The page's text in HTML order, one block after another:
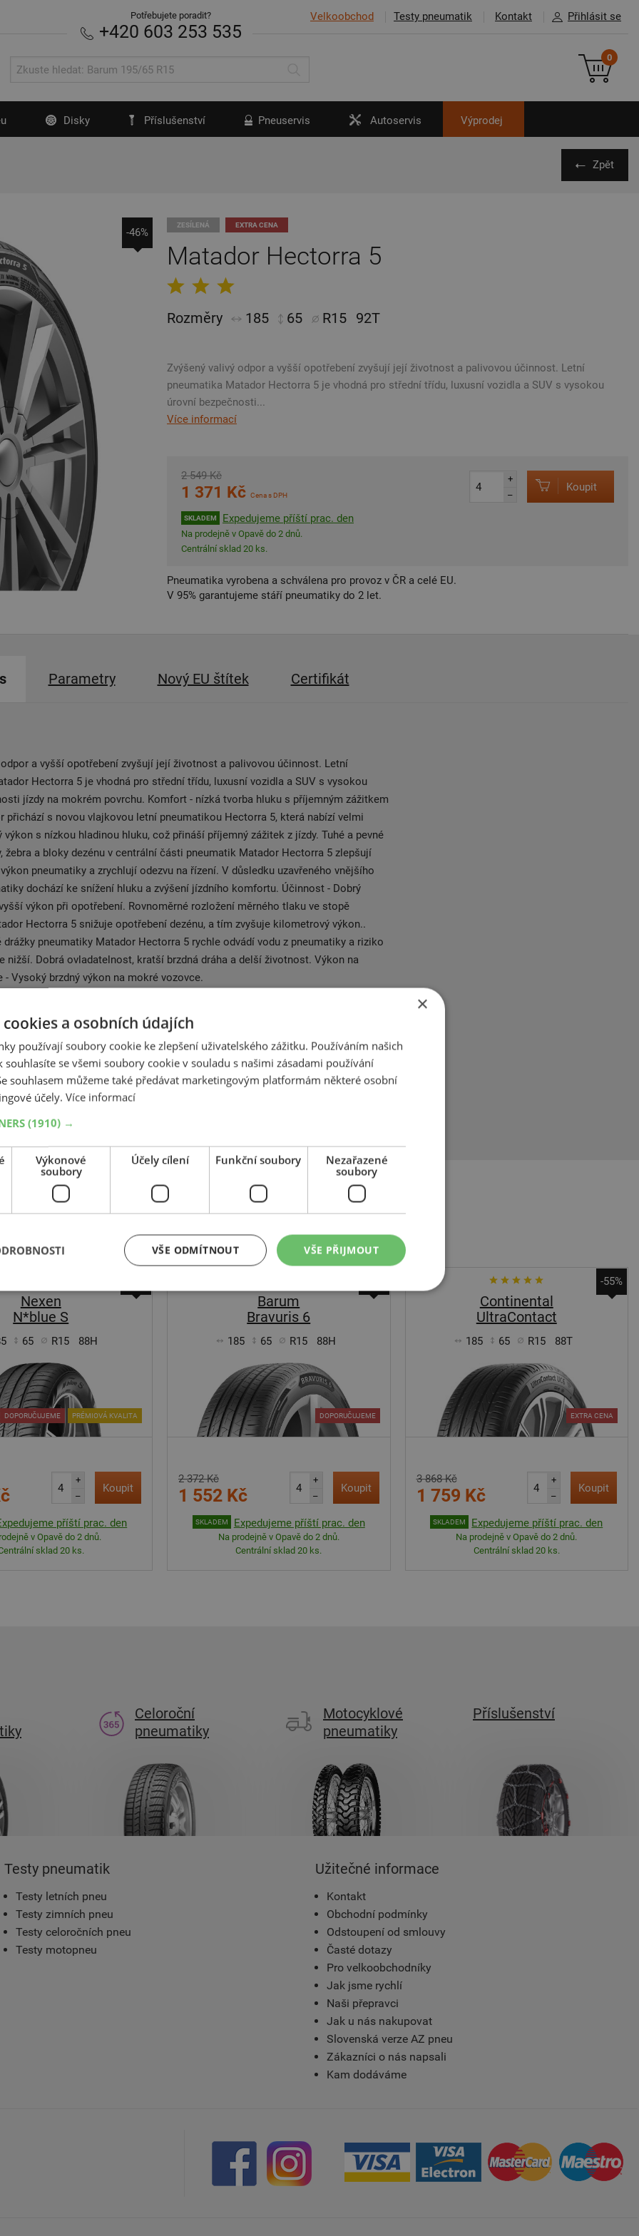
Velkoobchod Testy pneumatik Kontakt Přihlásit se
Potřebujete poradit?
+420 603 253 535
0
Disky Příslušenství Pneuservis Autoservis Výprodej
Zpět
ZESÍLENÁ EXTRA CENA
Matador Hectorra 5
Rozměry 185 65 R15 92T
Zvýšený valivý odpor a vyšší opotřebení zvyšují její životnost a palivovou účinnost. Letní
pneumatika Matador Hectorra 5 je vhodná pro střední třídu, luxusní vozidla a SUV s vysokou
úrovní bezpečnosti...
Více informací
2 549 Kč
1 371 Kč Cena s DPH
SKLADEM Expedujeme příští prac. den
Na prodejně v Opavě do 2 dnů.
Centrální sklad 20 ks.
+
–
Koupit
Pneumatika vyrobena a schválena pro provoz v ČR a celé EU.
V 95% garantujeme stáří pneumatiky do 2 let.
-46%
Parametry Nový EU štítek Certifikát
a vyšší opotřebení zvyšují její životnost a palivovou účinnost. Letní
Hectorra 5 je vhodná pro střední třídu, luxusní vozidla a SUV s vysokou
jízdy na mokrém povrchu. Komfort - nízká tvorba hluku s příjemným zážitkem
přichází s novou vlajkovou letní pneumatikou Hectorra 5, která nabízí velmi
výkon s nízkou hladinou hluku, což přináší příjemný zážitek z jízdy. Tuhé a pevné
žebra a bloky dezénu v centrální části pneumatik Matador Hectorra 5 zlepšují
pneumatiky a zrychlují odezvu na řízení. V důsledku uzavřeného vnějšího
dochází ke snížení hluku a zvýšení jízdního komfortu. Účinnost - Dobrý
výkon při opotřebení. Rovnoměrné rozložení měrného tlaku ve stopě
Hectorra 5 snižuje opotřebení dezénu, a tím zvyšuje kilometrový výkon..
drážky pneumatiky Matador Hectorra 5 rychle odvádí vodu z pneumatiky a riziko
nižší. Dobrá ovladatelnost, kratší brzdná dráha a delší životnost. Výkon na
- Vysoký brzdný výkon na mokré vozovce.
Matadoru ve vývoji pneumatik se promítá do dynamických, moderních a
S Matadorem jste připraveni na jakoukoliv výzvu. Značka Matador
klíčové hodnoty: Dynamika: Moderní značka plná energie, velmi aktivní s
Zkušenosti: Více než 110 let zkušeností v odvětví výroby pneumatik.
sortiment pokrývá všechny segmenty a všechny povětrnostní podmínky.
představuje dlouhou tradici, široké portfolio a spolehlivý výkon.
Související produkty
Nexen
N*blue S
65 R15 88H
DOPORUČUJEME PRÉMIOVÁ KVALITA
+
–
Koupit
příští prac. den
v Opavě do 2 dnů.
sklad 20 ks.
Barum
Bravuris 6
185 65 R15 88H
DOPORUČUJEME
2 372 Kč
1 552 Kč
+
–
Koupit
SKLADEM Expedujeme příští prac. den
Na prodejně v Opavě do 2 dnů.
Centrální sklad 20 ks.
-55%
Continental
UltraContact
185 65 R15 88T
EXTRA CENA
3 868 Kč
1 759 Kč
+
–
Koupit
SKLADEM Expedujeme příští prac. den
Na prodejně v Opavě do 2 dnů.
Centrální sklad 20 ks.
Celoroční
pneumatiky
Motocyklové
pneumatiky
Příslušenství
Testy pneumatik
Testy letních pneu
Testy zimních pneu
Testy celoročních pneu
Testy motopneu
Užitečné informace
Kontakt
Obchodní podmínky
Odstoupení od smlouvy
Časté dotazy
Pro velkoobchodníky
Jak jsme rychlí
Naši přepravci
Jak u nás nakupovat
Slovenská verze AZ pneu
Zákazníci o nás napsali
Kam dodáváme
×
a osobních údajích
používají soubory cookie ke zlepšení uživatelského zážitku. Používáním našich
souhlasíte se všemi soubory cookie v souladu s našimi zásadami používání
souhlasem můžeme také předávat marketingovým platformám některé osobní
účely. Více informací
(1910) →
Výkonové
soubory
Účely cílení Funkční soubory
Nezařazené
soubory
VŠE PŘIJMOUT
VŠE ODMÍTNOUT